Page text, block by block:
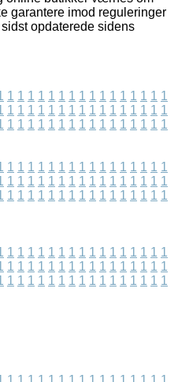
garantere imod reguleringer
opdaterede sidens
1 1 1 1 1 1 1 1 1 1 1 1 1 1 1 1
1 1 1 1 1 1 1 1 1 1 1 1 1 1 1 1
1 1 1 1 1 1 1 1 1 1 1 1 1 1 1 1
1 1 1 1 1 1 1 1 1 1 1 1 1 1 1 1
1 1 1 1 1 1 1 1 1 1 1 1 1 1 1 1
1 1 1 1 1 1 1 1 1 1 1 1 1 1 1 1
1 1 1 1 1 1 1 1 1 1 1 1 1 1 1 1
1 1 1 1 1 1 1 1 1 1 1 1 1 1 1 1
1 1 1 1 1 1 1 1 1 1 1 1 1 1 1 1